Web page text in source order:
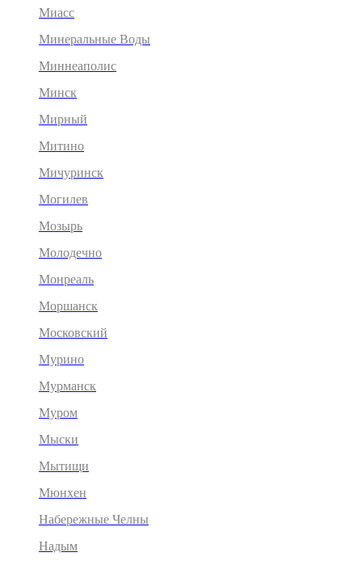
Миасс
Минеральные Воды
Миннеаполис
Минск
Мирный
Митино
Мичуринск
Могилев
Мозырь
Молодечно
Монреаль
Моршанск
Московский
Мурино
Мурманск
Муром
Мыски
Мытищи
Мюнхен
Набережные Челны
Надым